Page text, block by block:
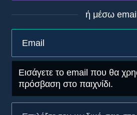
ή μέσω email
Εισάγετε το email που θα
πρόσβαση στο παιχνίδι.